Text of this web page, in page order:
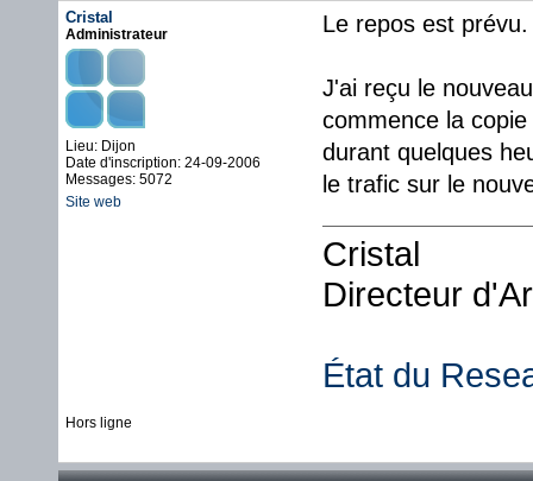
Cristal
Administrateur
Lieu: Dijon
Date d'inscription: 24-09-2006
Messages: 5072
Site web
Le repos est prévu.
J'ai reçu le
commence la
durant quelques
le trafic sur le
Cristal
Directeur
État du
Hors ligne